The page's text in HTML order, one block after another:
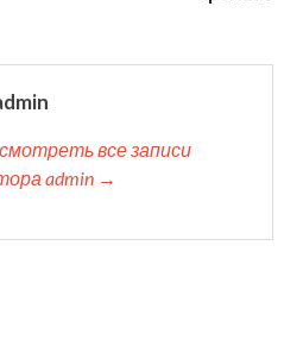
все записи
admin →